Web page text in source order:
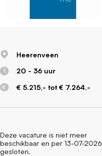
Heerenveen
20 - 36 uur
€ 5.215,- tot € 7.264,-
Deze vacature is niet meer
beschikbaar en per 13-07-2026
gesloten.